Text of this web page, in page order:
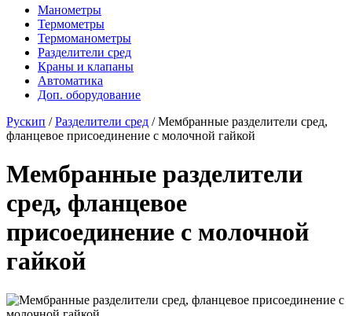
Манометры
Термометры
Термоманометры
Разделители сред
Краны и клапаны
Автоматика
Доп. оборудование
Рускип /Разделители сред /Мембранные разделители сред,
фланцевое присоединение с молочной гайкой
Мембранные разделители
сред, фланцевое
присоединение с молочной
гайкой